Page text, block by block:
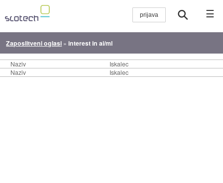
☰
Zaposlitveni oglasi »interest in ai/ml
Naziv
Iskalec
Naziv
Iskalec